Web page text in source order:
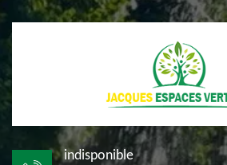
indisponible